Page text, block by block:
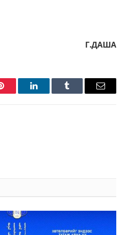
Г.ДАША
Pinterest LinkedInTumblr Имэйл